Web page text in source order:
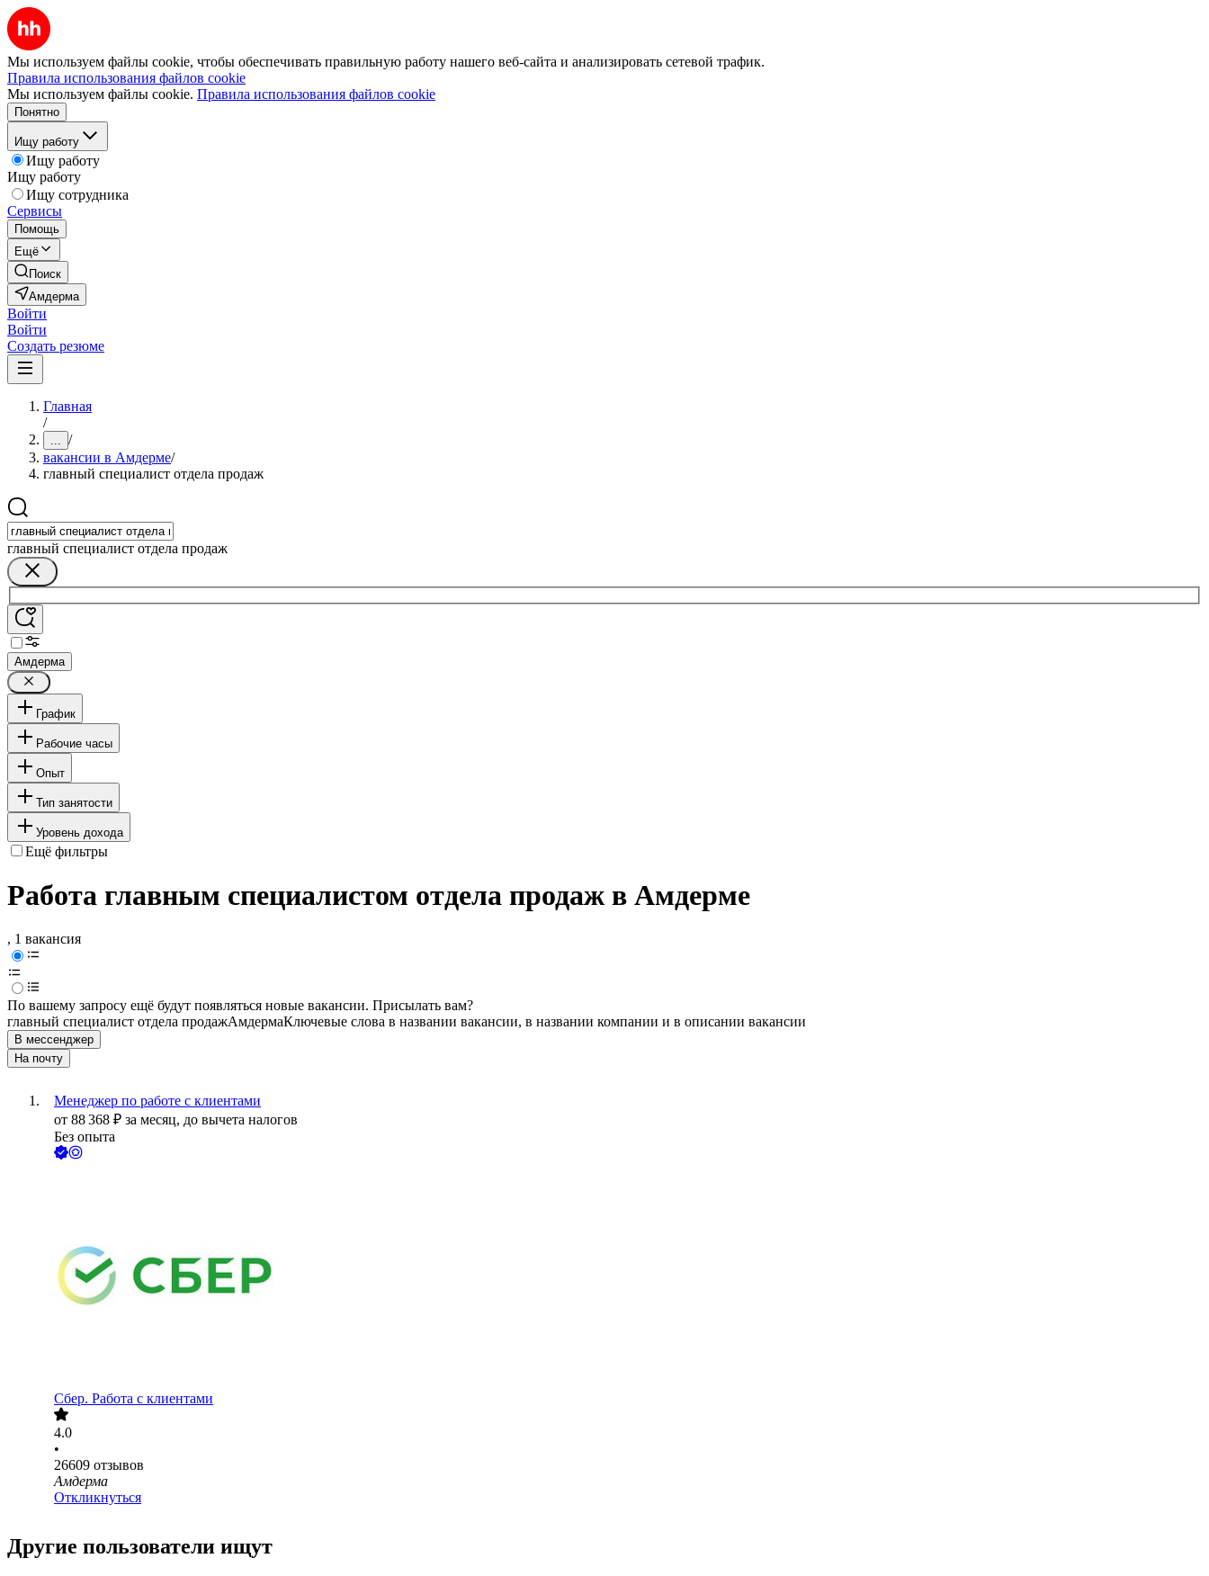
Мы используем файлы cookie, чтобы обеспечивать правильную работу нашего веб-сайта и анализировать сетевой трафик.
Правила использования файлов cookie
Мы используем файлы cookie. Правила использования файлов cookie
Понятно
Ищу работу
Ищу работу
Ищу работу
Ищу сотрудника
Сервисы
Помощь
Ещё
Поиск
Амдерма
Войти
Войти
Создать резюме
Главная
/
... /
вакансии в Амдерме/
главный специалист отдела продаж
главный специалист отдела продаж
Амдерма
График
Рабочие часы
Опыт
Тип занятости
Уровень дохода
Ещё фильтры
Работа главным специалистом отдела продаж в Амдерме
, 1 вакансия
По вашему запросу ещё будут появляться новые вакансии. Присылать вам?
главный специалист отдела продажАмдермаКлючевые слова в названии вакансии, в названии компании и в описании вакансии
В мессенджер
На почту
Менеджер по работе с клиентами
от 88 368 ₽ за месяц, до вычета налогов
Без опыта
Сбер. Работа с клиентами
4.0
•
26609 отзывов
Амдерма
Откликнуться
Другие пользователи ищут